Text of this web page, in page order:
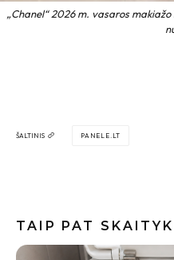
„Chanel“ 2026 m. vasaros makiažo
ŠALTINIS PANELE.LT
TAIP PAT